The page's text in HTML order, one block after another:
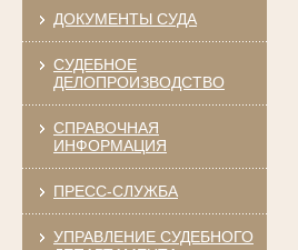
ДОКУМЕНТЫ СУДА
СУДЕБНОЕ
ДЕЛОПРОИЗВОДСТВО
СПРАВОЧНАЯ
ИНФОРМАЦИЯ
ПРЕСС-СЛУЖБА
УПРАВЛЕНИЕ СУДЕБНОГО